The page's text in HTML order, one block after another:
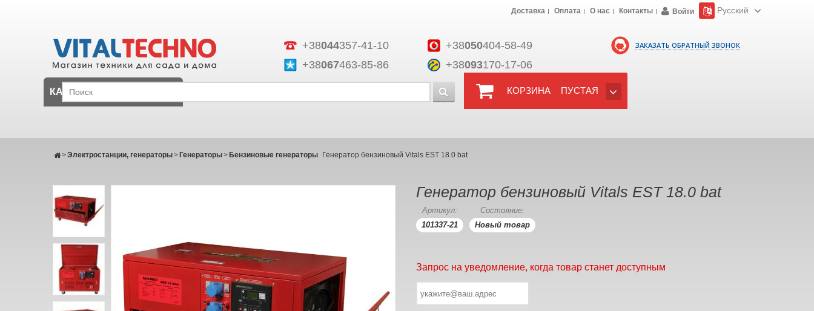
ЗАКАЗАТЬ ОБРАТНЫЙ ЗВОНОК
+38044357-41-10 +38050404-58-49
+38067463-85-86 +38093170-17-06
Доставка Оплата О нас Контакты Войти Русский
КОРЗИНА ПУСТАЯ
КАТАЛОГ
Электростанции, генераторы
> Генераторы
> Бензиновые генераторы
> Генератор бензиновый Vitals EST 18.0 bat
Генератор бензиновый Vitals EST 18.0 bat
Артикул:
101337-21
Состояние:
Новый товар
Запрос на уведомление, когда товар станет доступным